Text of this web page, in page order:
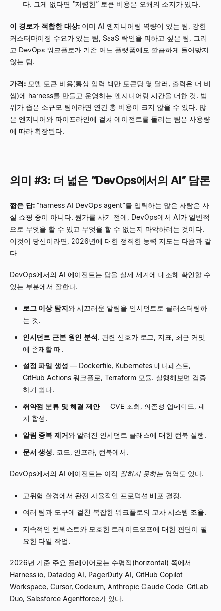
다. 그게 없다면 “저렴한” 토큰 비용은 오해의 소지가 있다.
이 경로가 적합한 대상: 이미 AI 엔지니어링 역량이 있는 팀, 강한
커스터마이징 수요가 있는 팀, SaaS 락인을 피하고 싶은 팀, 그리
고 DevOps 워크플로가 기존 어느 플랫폼에도 깔끔하게 들어맞지
않는 팀.
가격: 모델 토큰 비용(통상 입력 백만 토큰당 몇 달러, 출력은 더 비
쌈)에 harness를 만들고 운영하는 엔지니어링 시간을 더한 것. 범
위가 좁은 소규모 팀이라면 연간 총 비용이 크지 않을 수 있다. 많
은 엔지니어와 파이프라인에 걸쳐 에이전트를 돌리는 팀은 사용량
에 따라 확장된다.
의미 #3: 더 넓은 “DevOps에서의 AI”담론
짧은 답: “harness AI DevOps agent”를 입력하는 많은 사람은 사
실 쇼핑 중이 아니다. 뭔가를 사기 전에, DevOps에서 AI가 일반적
으로 무엇을 할 수 있고 무엇을 할 수 없는지 파악하려는 것이다.
이것이 당신이라면, 2026년에 대한 정직한 능력 지도는 다음과 같
다.
DevOps에서의 AI 에이전트는 답을 실제 세계에 대조해 확인할 수
있는 부분에서 잘한다.
로그 이상 탐지와 시끄러운 알림을 인시던트로 클러스터링하
는 것.
인시던트 근본 원인 분석. 관련 신호가 로그, 지표, 최근 커밋
에 존재할 때.
설정 파일 생성 — Dockerfile, Kubernetes 매니페스트,
GitHub Actions 워크플로, Terraform 모듈. 실행해보면 검증
하기 쉽다.
취약점 분류 및 해결 제안 — CVE 조회, 의존성 업데이트, 패
치 합성.
알림 중복 제거와 알려진 인시던트 클래스에 대한 런북 실행.
문서 생성. 코드, 인프라, 런북에서.
DevOps에서의 AI 에이전트는 아직 잘하지 못하는 영역도 있다.
고위험 환경에서 완전 자율적인 프로덕션 배포 결정.
여러 팀과 도구에 걸친 복잡한 워크플로의 교차 시스템 조율.
지속적인 컨텍스트와 모호한 트레이드오프에 대한 판단이 필
요한 다일 작업.
2026년 기준 주요 플레이어로는 수평적(horizontal) 쪽에서
Harness.io, Datadog AI, PagerDuty AI, GitHub Copilot
Workspace, Cursor, Codeium, Anthropic Claude Code, GitLab
Duo, Salesforce Agentforce가 있다.